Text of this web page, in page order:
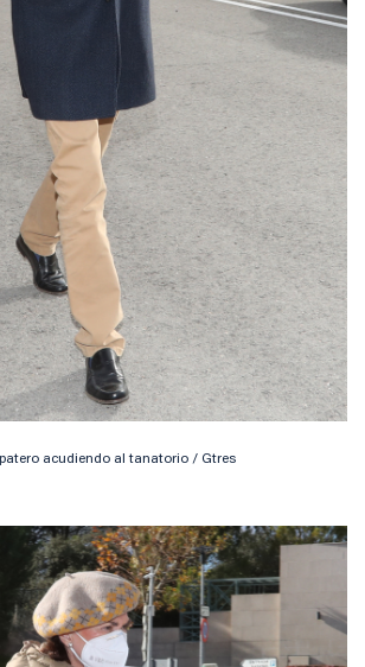
acudiendo al tanatorio / Gtres